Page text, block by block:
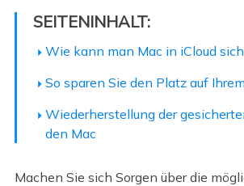
SEITENINHALT:
Wie kann man Mac in iCloud
So sparen Sie den Platz auf
Wiederherstellung der
den Mac
Machen Sie sich Sorgen über die